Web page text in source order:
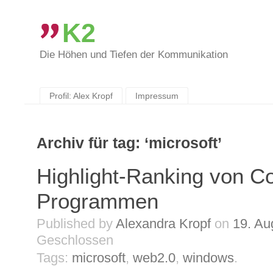
K2
Die Höhen und Tiefen der Kommunikation
Profil: Alex Kropf
Impressum
Archiv für tag: ‘microsoft’
Highlight-Ranking von
Programmen
Published by Alexandra Kropf on 19.
Geschlossen
Tags: microsoft, web2.0, windows.